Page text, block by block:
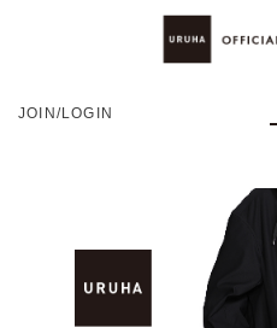
JOIN/LOGIN